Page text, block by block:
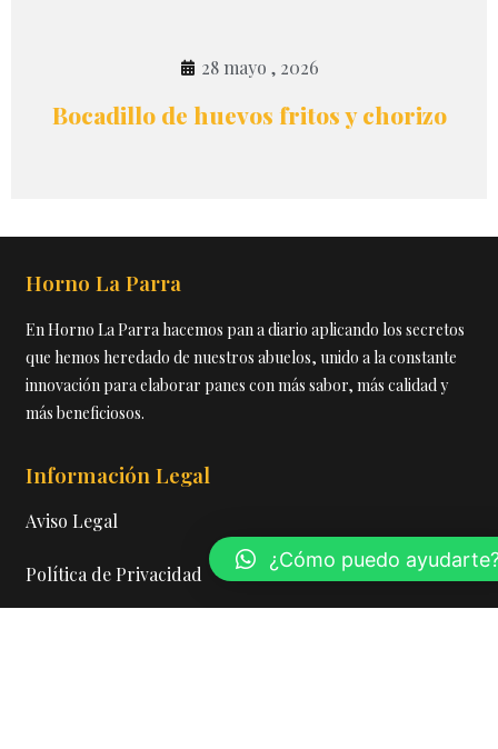
28 mayo , 2026
Bocadillo de huevos fritos y chorizo
Horno La Parra
En Horno La Parra hacemos pan a diario aplicando los secretos
que hemos heredado de nuestros abuelos, unido a la constante
innovación para elaborar panes con más sabor, más calidad y
más beneficiosos.
Información Legal
Aviso Legal
Política de Privacidad
¿Cómo puedo